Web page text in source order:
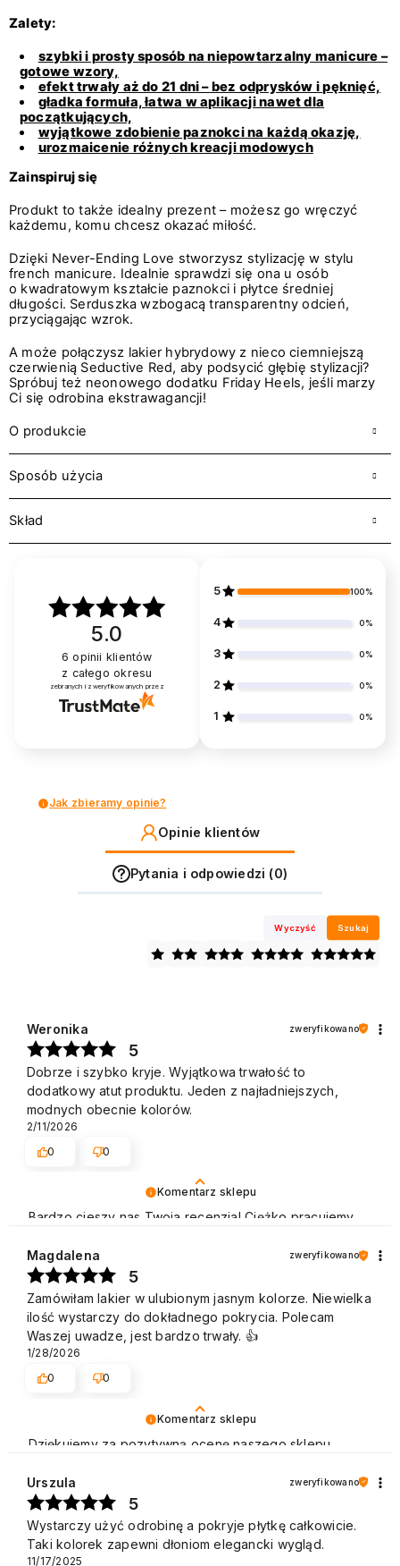
Zalety:
szybki i prosty sposób na niepowtarzalny manicure –
gotowe wzory,
efekt trwały aż do 21 dni – bez odprysków i pęknięć,
gładka formuła, łatwa w aplikacji nawet dla
początkujących,
wyjątkowe zdobienie paznokci na każdą okazję,
urozmaicenie różnych kreacji modowych
Zainspiruj się
Produkt to także idealny prezent – możesz go wręczyć
każdemu, komu chcesz okazać miłość.
Dzięki Never-Ending Love stworzysz stylizację w stylu
french manicure. Idealnie sprawdzi się ona u osób
o kwadratowym kształcie paznokci i płytce średniej
długości. Serduszka wzbogacą transparentny odcień,
przyciągając wzrok.
A może połączysz lakier hybrydowy z nieco ciemniejszą
czerwienią Seductive Red, aby podsycić głębię stylizacji?
Spróbuj też neonowego dodatku Friday Heels, jeśli marzy
Ci się odrobina ekstrawagancji!
O produkcie
Sposób użycia
Skład
5.0
6 opinii klientów
z całego okresu
zebranych i zweryfikowanych przez
5 100%
4 0%
3 0%
2 0%
1 0%
Jak zbieramy opinie?
Opinie klientów
Pytania i odpowiedzi (0)
Wyczyść Szukaj
Komentarz sklepu
Bardzo cieszy nas Twoja recenzja! Ciężko pracujemy,
jesteśmy zadowoleni, że nam się udało. Mamy nadzieję,
że do nas wrócisz :) Pozdrawiamy
Weronika zweryfikowano
5
Dobrze i szybko kryje. Wyjątkowa trwałość to
dodatkowy atut produktu. Jeden z najładniejszych,
modnych obecnie kolorów.
2/11/2026
0
0
Komentarz sklepu
Dziękujemy za pozytywną ocenę naszego sklepu.
Magdalena zweryfikowano
5
Zamówiłam lakier w ulubionym jasnym kolorze. Niewielka
ilość wystarczy do dokładnego pokrycia. Polecam
Waszej uwadze, jest bardzo trwały. 👍️
1/28/2026
0
0
Urszula zweryfikowano
5
Wystarczy użyć odrobinę a pokryje płytkę całkowicie.
Taki kolorek zapewni dłoniom elegancki wygląd.
11/17/2025